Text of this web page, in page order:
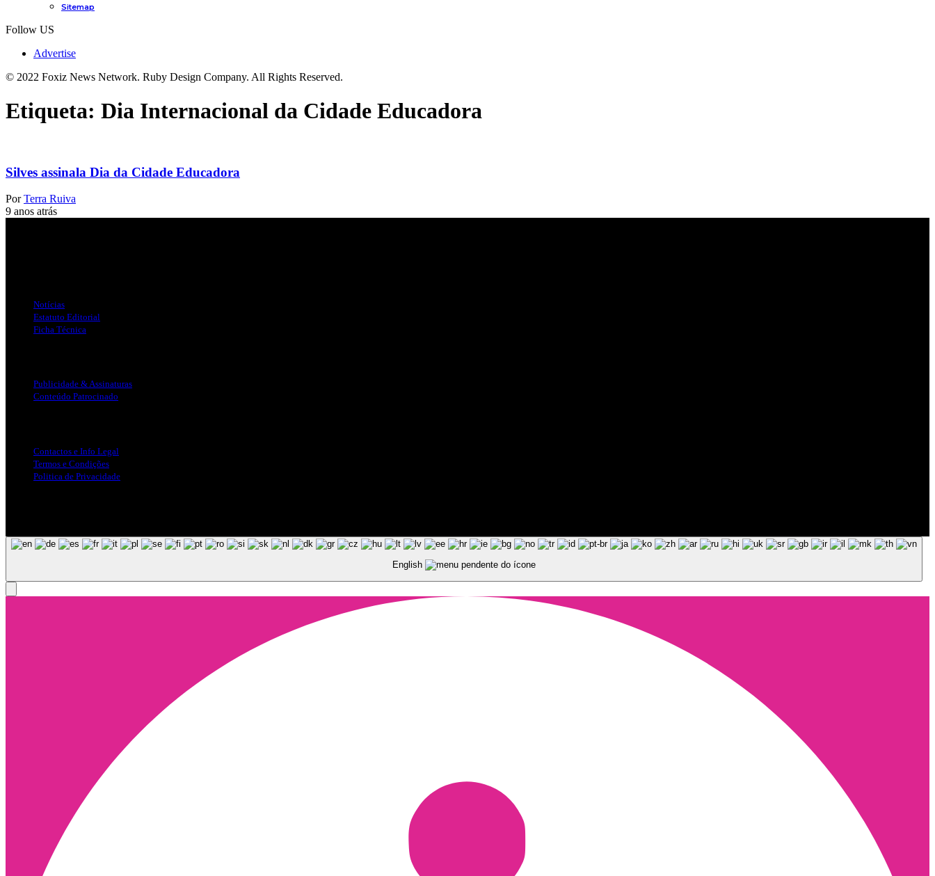
Sitemap
Follow US
Advertise
© 2022 Foxiz News Network. Ruby Design Company. All Rights Reserved.
Etiqueta: Dia Internacional da Cidade Educadora
Silves assinala Dia da Cidade Educadora
Por Terra Ruiva
9 anos atrás
Notícias
Estatuto Editorial
Ficha Técnica
Publicidade & Assinaturas
Conteúdo Patrocinado
Contactos e Info Legal
Termos e Condições
Politica de Privacidade
English